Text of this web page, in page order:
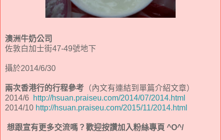
澳洲牛奶公司
佐敦白加士街47-49號地下
攝於2014/6/30
兩次香港行的行程參考 （內文有連結到單篇介紹文章）
2014/6
http://hsuan.praiseu.com/2014/07/2014.html
2014/10 http://hsuan.praiseu.com/2015/11/2014.html
想跟宣有更多交流嗎？歡迎按讚加入粉絲專頁 ^O^/